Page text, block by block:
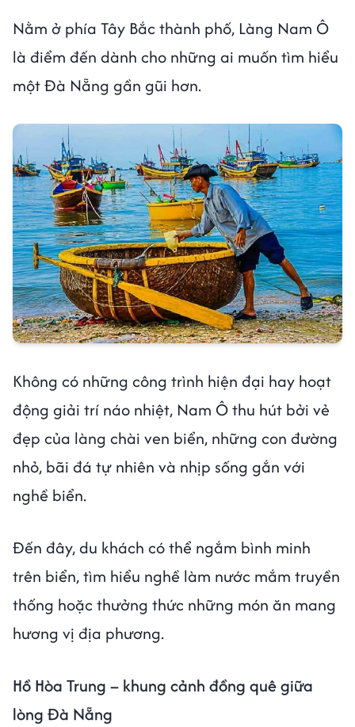
Nằm ở phía Tây Bắc thành phố, Làng Nam Ô
là điểm đến dành cho những ai muốn tìm hiểu
một Đà Nẵng gần gũi hơn.
Không có những công trình hiện đại hay hoạt
động giải trí náo nhiệt, Nam Ô thu hút bởi vẻ
đẹp của làng chài ven biển, những con đường
nhỏ, bãi đá tự nhiên và nhịp sống gắn với
nghề biển.
Đến đây, du khách có thể ngắm bình minh
trên biển, tìm hiểu nghề làm nước mắm truyền
thống hoặc thưởng thức những món ăn mang
hương vị địa phương.
Hồ Hòa Trung – khung cảnh đồng quê giữa
lòng Đà Nẵng